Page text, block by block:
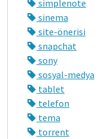
simplenote
sinema
site-önerisi
snapchat
sony
sosyal-medya
tablet
telefon
tema
torrent